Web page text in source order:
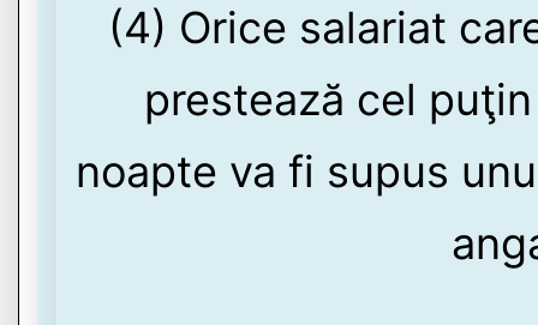
(4) Orice salariat
prestează cel
noapte va fi supus